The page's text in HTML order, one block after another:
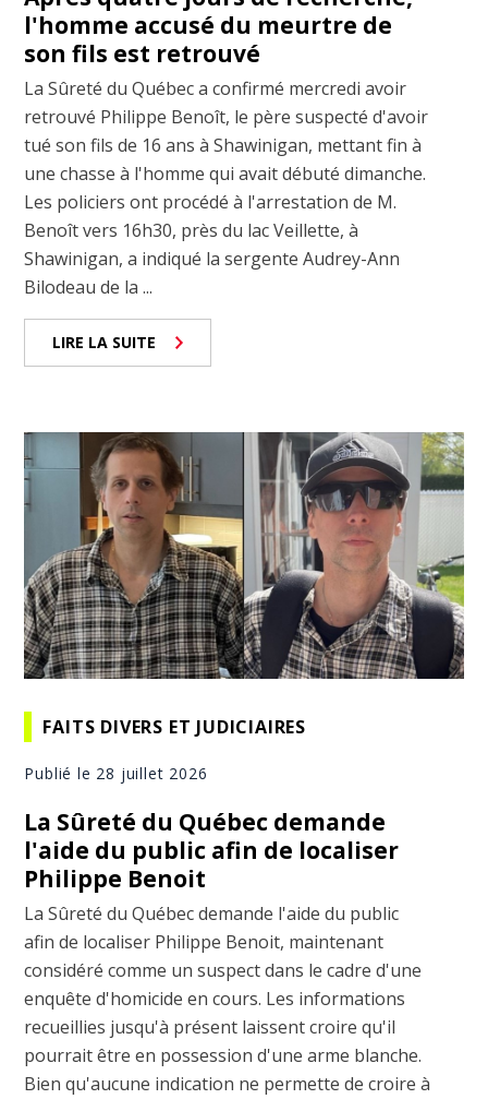
l'homme accusé du meurtre de
son fils est retrouvé
La Sûreté du Québec a confirmé mercredi avoir
retrouvé Philippe Benoît, le père suspecté d'avoir
tué son fils de 16 ans à Shawinigan, mettant fin à
une chasse à l'homme qui avait débuté dimanche.
Les policiers ont procédé à l'arrestation de M.
Benoît vers 16h30, près du lac Veillette, à
Shawinigan, a indiqué la sergente Audrey-Ann
Bilodeau de la ...
LIRE LA SUITE
FAITS DIVERS ET JUDICIAIRES
Publié le 28 juillet 2026
La Sûreté du Québec demande
l'aide du public afin de localiser
Philippe Benoit
La Sûreté du Québec demande l'aide du public
afin de localiser Philippe Benoit, maintenant
considéré comme un suspect dans le cadre d'une
enquête d'homicide en cours. Les informations
recueillies jusqu'à présent laissent croire qu'il
pourrait être en possession d'une arme blanche.
Bien qu'aucune indication ne permette de croire à